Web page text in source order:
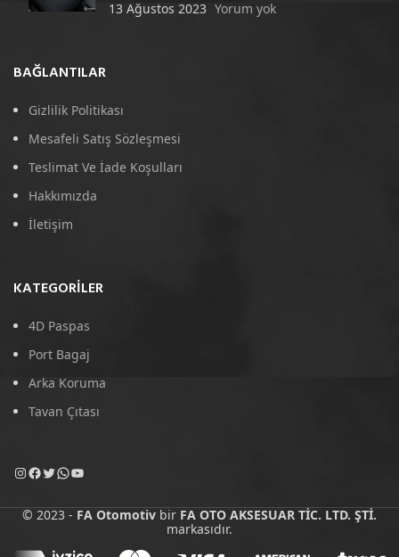
13 Ağustos 2023 Yorum yok
BAĞLANTILAR
Gizlilik Politikası
Mesafeli Satış Sözleşmesi
Teslimat Ve İade Koşulları
Hakkımızda
İletişim
KATEGORILER
4D Paspas
Port Bagaj
Arka Koruma
Tavan Çıtası
© 2023 - FA Otomotiv bir FA OTO AKSESUAR TİC. LTD. ŞTİ.
markasıdır.